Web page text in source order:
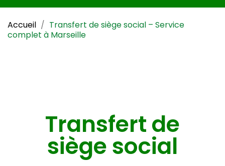
Accueil
Transfert de siège social – Service
complet à Marseille
Transfert de
siège social